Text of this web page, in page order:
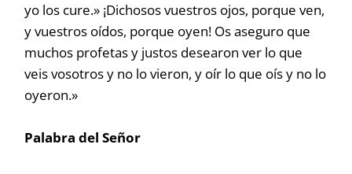
yo los cure.» ¡Dichosos vuestros ojos, porque ven,
y vuestros oídos, porque oyen! Os aseguro que
muchos profetas y justos desearon ver lo que
veis vosotros y no lo vieron, y oír lo que oís y no lo
oyeron.»
Palabra del Señor